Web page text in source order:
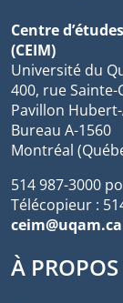
Centre
(CEIM)
Université du
400, rue
Pavillon
Bureau A-1560
Montréal
514 987-3000
Télécopieur :
ceim@uqam.ca
À PROPOS